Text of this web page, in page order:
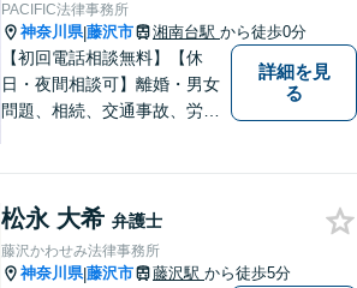
PACIFIC法律事務所
神奈川県|藤沢市 湘南台駅 から徒歩0分
【初回電話相談無料】【休
日・夜間相談可】離婚・男女
問題、相続、交通事故、労働
談者様の想いや立場を丁寧に
くみ取り、最善の解決を目指
して参ります。【湘南台駅0
詳細を見
る
松永 大希 弁護士
藤沢かわせみ法律事務所
神奈川県|藤沢市 藤沢駅 から徒歩5分